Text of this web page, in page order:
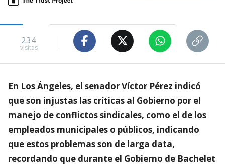
234
visitas
En Los Ángeles, el senador Víctor Pérez indicó
que son injustas las críticas al Gobierno por el
manejo de conflictos sindicales, como el de los
empleados municipales o públicos, indicando
que estos problemas son de larga data,
recordando que durante el Gobierno de Bachelet